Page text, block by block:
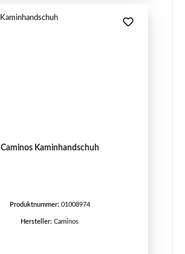
Caminos Kaminhandschuh
Produktnummer: 01008974
Hersteller: Caminos